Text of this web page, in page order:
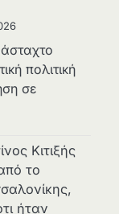
πολιτική
σε
Κιτιξής
το
ήταν